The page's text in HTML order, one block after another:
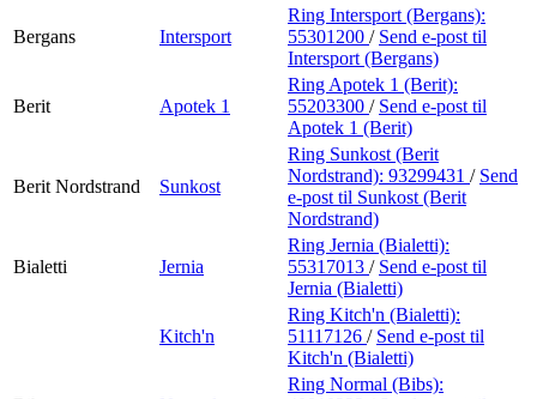
Bergans Intersport
Ring Intersport (Bergans):
55301200 / Send e-post til
Intersport (Bergans)
Berit Apotek 1
Ring Apotek 1 (Berit):
55203300 / Send e-post til
Apotek 1 (Berit)
Berit Nordstrand Sunkost
Ring Sunkost (Berit
Nordstrand): 93299431 / Send
e-post til Sunkost (Berit
Nordstrand)
Bialetti Jernia
Ring Jernia (Bialetti):
55317013 / Send e-post til
Jernia (Bialetti)
Kitch'n
Ring Kitch'n (Bialetti):
51117126 / Send e-post til
Kitch'n (Bialetti)
Ring Normal (Bibs):